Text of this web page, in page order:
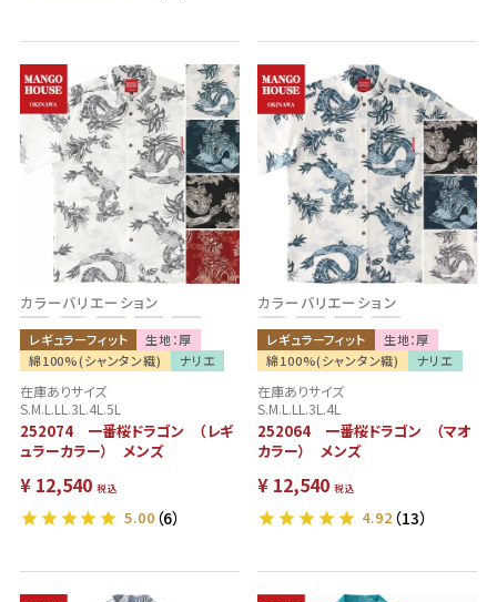
カラーバリエーション
レギュラーフィット
生地：厚
綿100%(シャンタン織)
ナリエ
在庫ありサイズ
S.M.L.LL.3L.4L.5L
252074 一番桜ドラゴン （レギ
ュラーカラー） メンズ
¥ 12,540 税込
5.00 （6）
カラーバリエーション
レギュラーフィット
生地：厚
綿100%(シャンタン織)
ナリエ
在庫ありサイズ
S.M.L.LL.3L.4L
252064 一番桜ドラゴン （マオ
カラー） メンズ
¥ 12,540 税込
4.92 （13）